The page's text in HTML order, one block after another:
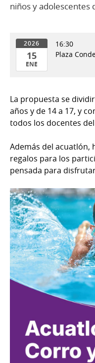
niños y adolescentes
2026
15
ENE
Ene
del
2026
16:30
Plaza
La propuesta se
años y de 14 a 17, y
todos los docentes
Además del acuatlón,
regalos para los
pensada para